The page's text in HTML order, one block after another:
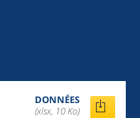
DONNÉES
(xlsx, 10 Ko)